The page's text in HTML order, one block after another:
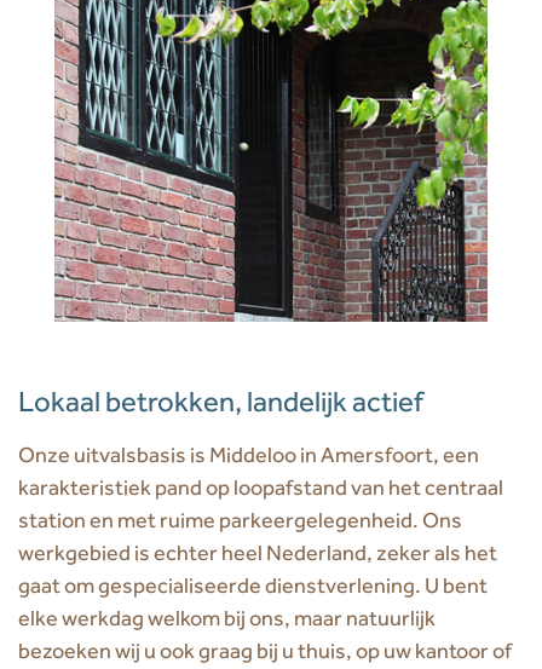
Lokaal betrokken, landelijk actief
Onze uitvalsbasis is Middeloo in Amersfoort, een
karakteristiek pand op loopafstand van het centraal
station en met ruime parkeergelegenheid. Ons
werkgebied is echter heel Nederland, zeker als het
gaat om gespecialiseerde dienstverlening. U bent
elke werkdag welkom bij ons, maar natuurlijk
bezoeken wij u ook graag bij u thuis, op uw kantoor of